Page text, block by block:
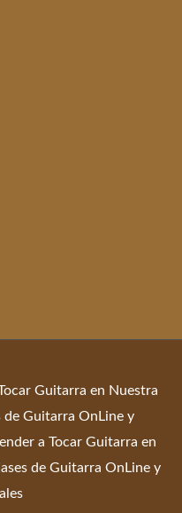
Guitarra en Nuestra
de Guitarra OnLine y
a Tocar Guitarra en
de Guitarra OnLine y